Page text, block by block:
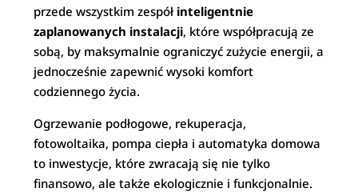
przede wszystkim zespół inteligentnie
zaplanowanych instalacji, które współpracują ze
sobą, by maksymalnie ograniczyć zużycie energii, a
jednocześnie zapewnić wysoki komfort
codziennego życia.
Ogrzewanie podłogowe, rekuperacja,
fotowoltaika, pompa ciepła i automatyka domowa
to inwestycje, które zwracają się nie tylko
finansowo, ale także ekologicznie i funkcjonalnie.